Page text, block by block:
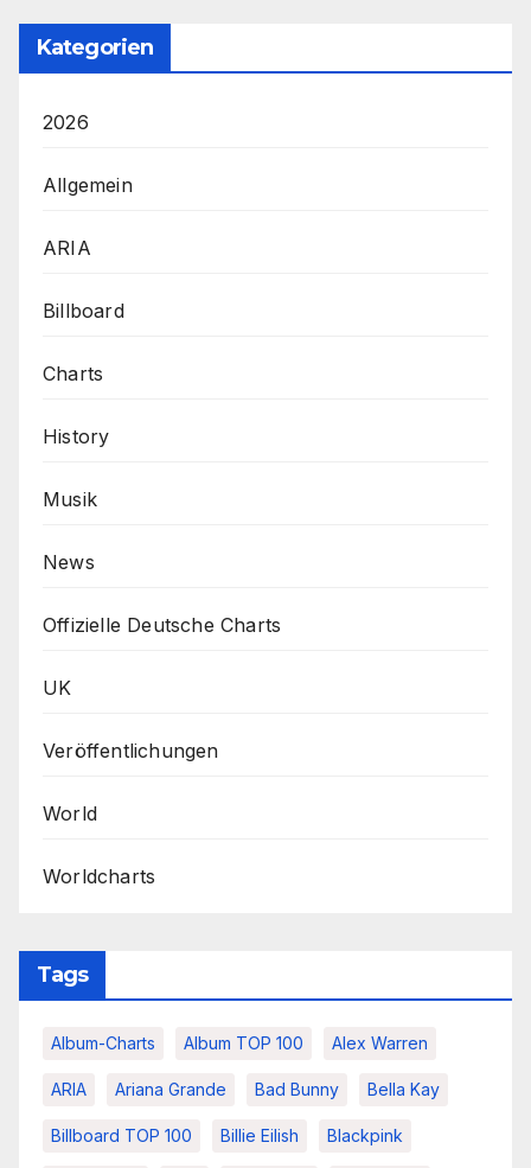
Kategorien
2026
Allgemein
ARIA
Billboard
Charts
History
Musik
News
Offizielle Deutsche Charts
UK
Veröffentlichungen
World
Worldcharts
Tags
Album-Charts Album TOP 100 Alex Warren
ARIA Ariana Grande Bad Bunny Bella Kay
Billboard TOP 100 Billie Eilish Blackpink